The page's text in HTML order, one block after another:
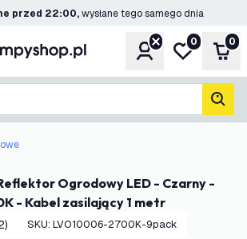
przed 22:00,wysłane tego samego dnia
KontoMoja lista
0 0
- Kabel zasilający 1 metr
SKU: LVO10006-2700K-9pack